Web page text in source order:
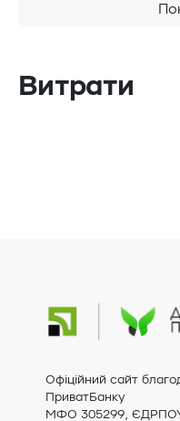
Витрати
Офіційний сайт
ПриватБанку
МФО 305299,